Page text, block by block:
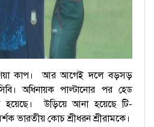
কাপ। আর আগেই দলে বড়সড়
অধিনায়ক পাল্টানোর পর হেড
হয়েছে। উড়িয়ে আনা হয়েছে টি-
ভারতীয় কোচ শ্রীধরন শ্রীরামকে।